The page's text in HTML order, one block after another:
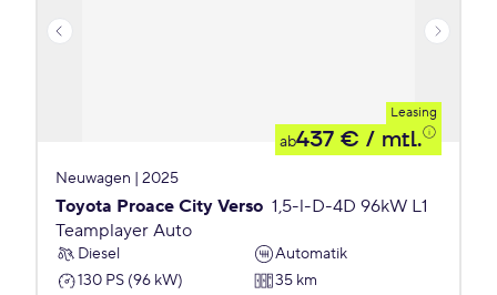
Leasing
ab437 € / mtl.
Neuwagen | 2025
Toyota Proace City Verso 1,5-l-D-4D 96kW L1
Teamplayer Auto
Diesel
Automatik
130 PS (96 kW)
35 km